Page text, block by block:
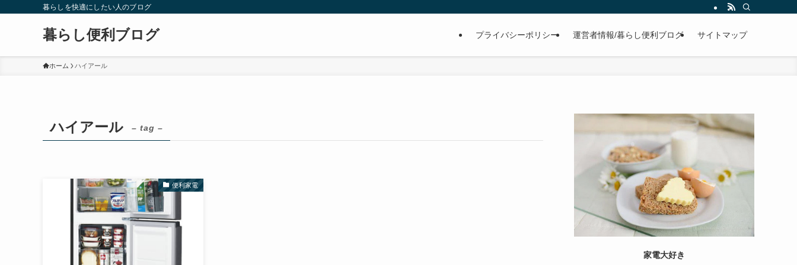
暮らしを快適にしたい人のブログ
暮らし便利ブログ プライバシーポリシー 運営者情報/暮らし便利ブログ サイトマップ
ホーム ハイアール
ハイアール – tag –
便利家電
家電大好き